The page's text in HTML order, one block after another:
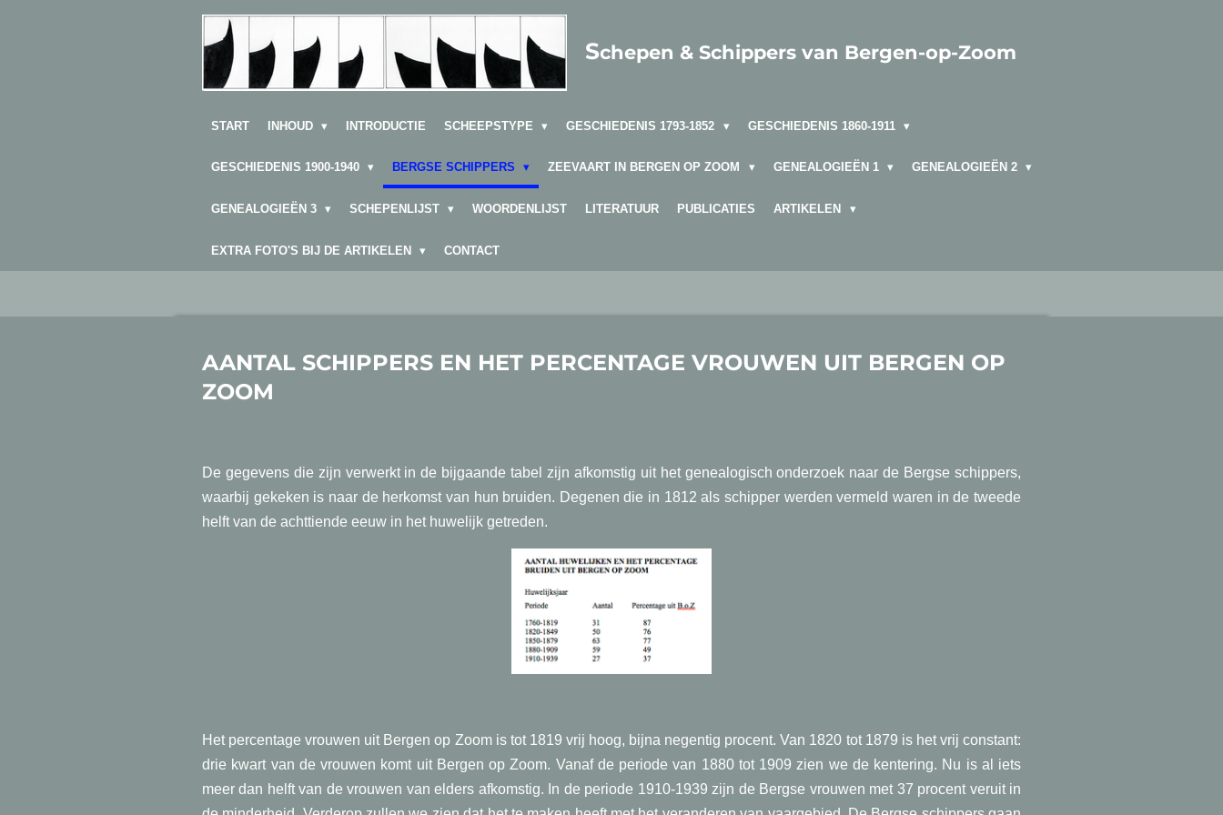
Schepen & Schippers van Bergen-op-Zoom
START INHOUD INTRODUCTIE SCHEEPSTYPE GESCHIEDENIS 1793-1852 GESCHIEDENIS 1860-1911
GESCHIEDENIS 1900-1940 BERGSE SCHIPPERS ZEEVAART IN BERGEN OP ZOOM GENEALOGIEËN 1 GENEALOGIEËN 2
GENEALOGIEËN 3 SCHEPENLIJST WOORDENLIJST LITERATUUR PUBLICATIES ARTIKELEN
EXTRA FOTO'S BIJ DE ARTIKELEN CONTACT
AANTAL SCHIPPERS EN HET PERCENTAGE VROUWEN UIT BERGEN OP
ZOOM
De gegevens die zijn verwerkt in de bijgaande tabel zijn afkomstig uit het genealogisch onderzoek naar de Bergse schippers,
waarbij gekeken is naar de herkomst van hun bruiden. Degenen die in 1812 als schipper werden vermeld waren in de tweede
helft van de achttiende eeuw in het huwelijk getreden.
Het percentage vrouwen uit Bergen op Zoom is tot 1819 vrij hoog, bijna negentig procent. Van 1820 tot 1879 is het vrij constant:
drie kwart van de vrouwen komt uit Bergen op Zoom. Vanaf de periode van 1880 tot 1909 zien we de kentering. Nu is al iets
meer dan helft van de vrouwen van elders afkomstig. In de periode 1910-1939 zijn de Bergse vrouwen met 37 procent veruit in